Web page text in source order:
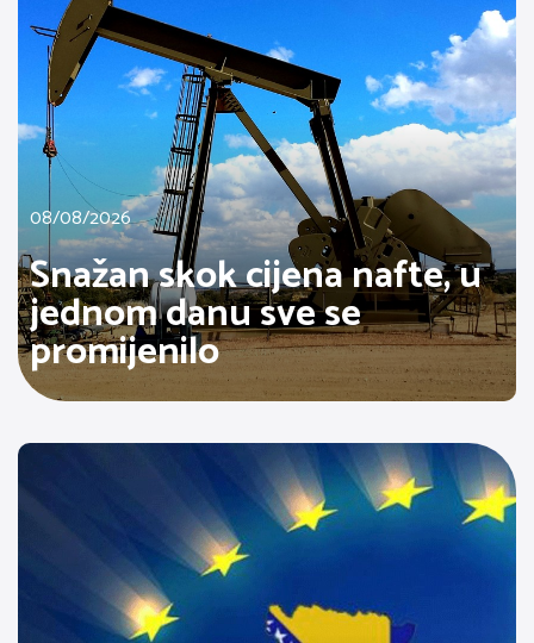
08/08/2026
Snažan skok cijena nafte, u
jednom danu sve se
promijenilo